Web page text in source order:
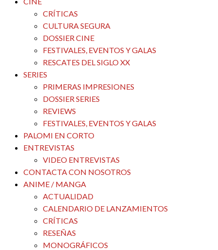
CRÍTICAS
CULTURA SEGURA
DOSSIER CINE
FESTIVALES, EVENTOS Y GALAS
RESCATES DEL SIGLO XX
SERIES
PRIMERAS IMPRESIONES
DOSSIER SERIES
REVIEWS
FESTIVALES, EVENTOS Y GALAS
PALOMI EN CORTO
ENTREVISTAS
VIDEO ENTREVISTAS
CONTACTA CON NOSOTROS
ANIME / MANGA
ACTUALIDAD
CALENDARIO DE LANZAMIENTOS
CRÍTICAS
RESEÑAS
MONOGRÁFICOS